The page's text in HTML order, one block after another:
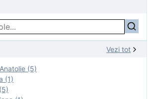
Vezi tot
(5)
(1)